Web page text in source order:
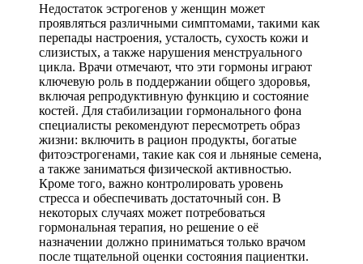
Недостаток эстрогенов у женщин может
проявляться различными симптомами, такими как
перепады настроения, усталость, сухость кожи и
слизистых, а также нарушения менструального
цикла. Врачи отмечают, что эти гормоны играют
ключевую роль в поддержании общего здоровья,
включая репродуктивную функцию и состояние
костей. Для стабилизации гормонального фона
специалисты рекомендуют пересмотреть образ
жизни: включить в рацион продукты, богатые
фитоэстрогенами, такие как соя и льняные семена,
а также заниматься физической активностью.
Кроме того, важно контролировать уровень
стресса и обеспечивать достаточный сон. В
некоторых случаях может потребоваться
гормональная терапия, но решение о её
назначении должно приниматься только врачом
после тщательной оценки состояния пациентки.